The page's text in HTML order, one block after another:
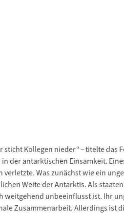
Kollegen nieder“ – titelte das
der antarktischen Einsamkeit.
Was zunächst wie ein
Weite der Antarktis. Als
weitgehend unbeeinflusst ist. Ihr
Zusammenarbeit. Allerdings ist